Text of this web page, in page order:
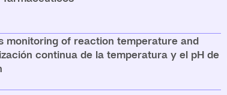
monitoring of reaction temperature and
continua de la temperatura y el pH de